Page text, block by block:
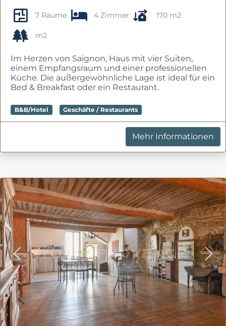
7 Räume 4 Zimmer 170 m2
m2
Im Herzen von Saignon, Haus mit vier Suiten,
einem Empfangsraum und einer professionellen
Küche. Die außergewöhnliche Lage ist ideal für ein
Bed & Breakfast oder ein Restaurant.
B&B/Hotel Geschäfte / Restaurants
Mehr Informationen
Previous